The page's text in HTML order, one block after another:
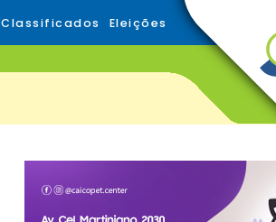
Classificados Eleições